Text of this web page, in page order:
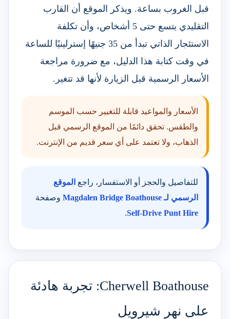
قبل الغروب بساعة. ويذكر الموقع أن القارب
التقليدي يتسع حتى 5 أشخاص، وأن تكلفة
الاستئجار الذاتي تبدأ من 35 جنيهًا إسترلينيًا للساعة
في وقت كتابة هذا الدليل، مع ضرورة مراجعة
الأسعار الرسمية قبل الزيارة لأنها قد تتغير.
الأسعار والمواعيد قابلة للتغيير حسب الموسم
والطقس. تحقق دائمًا من الموقع الرسمي قبل
الذهاب، ولا تعتمد على أي سعر قديم من الإنترنت.
للتفاصيل والحجز أو الاستفسار، راجع الموقع
الرسمي لـ Magdalen Bridge Boathouse
وصفحة
Self-Drive Punt Hire
.
Cherwell Boathouse: تجربة هادئة
على نهر شيرويل